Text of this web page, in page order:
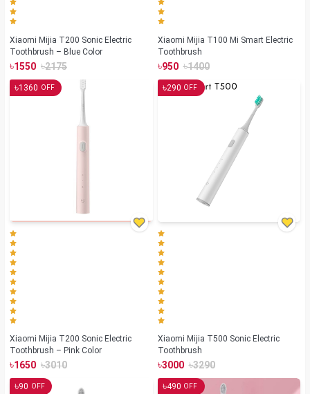
Xiaomi Mijia T200 Sonic Electric
Toothbrush – Blue Color
৳1550 ৳2175
Xiaomi Mijia T100 Mi Smart Electric
Toothbrush
৳950 ৳1400
৳1360 OFF
Xiaomi Mijia T200 Sonic Electric
Toothbrush – Pink Color
৳1650 ৳3010
৳290 OFF
Xiaomi Mijia T500 Sonic Electric
Toothbrush
৳3000 ৳3290
৳90 OFF ৳490 OFF